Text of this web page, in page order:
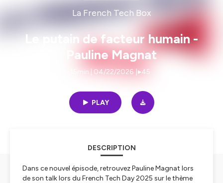
La French Tech Box
Le putain de facteur humain -
Pauline Magnat
15min | 04/22/2026 45
PLAY
DESCRIPTION
Dans ce nouvel épisode, retrouvez Pauline Magnat lors
de son talk lors du French Tech Day 2025 sur le thème